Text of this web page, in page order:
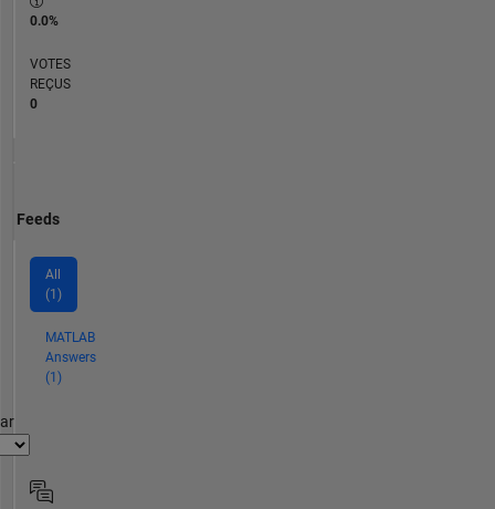
0.0%
VOTES
REÇUS
0
Feeds
All
(1)
MATLAB
Answers
(1)